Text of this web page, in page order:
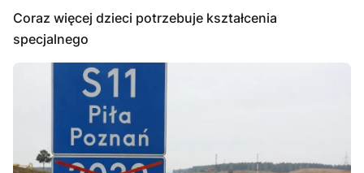
Coraz więcej dzieci potrzebuje kształcenia
specjalnego